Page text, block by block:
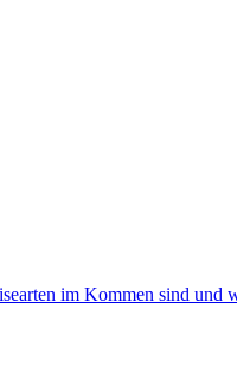
im Kommen sind und